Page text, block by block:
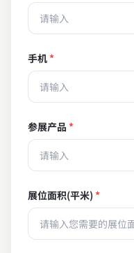
手机
参展产品
展位面积(平米)